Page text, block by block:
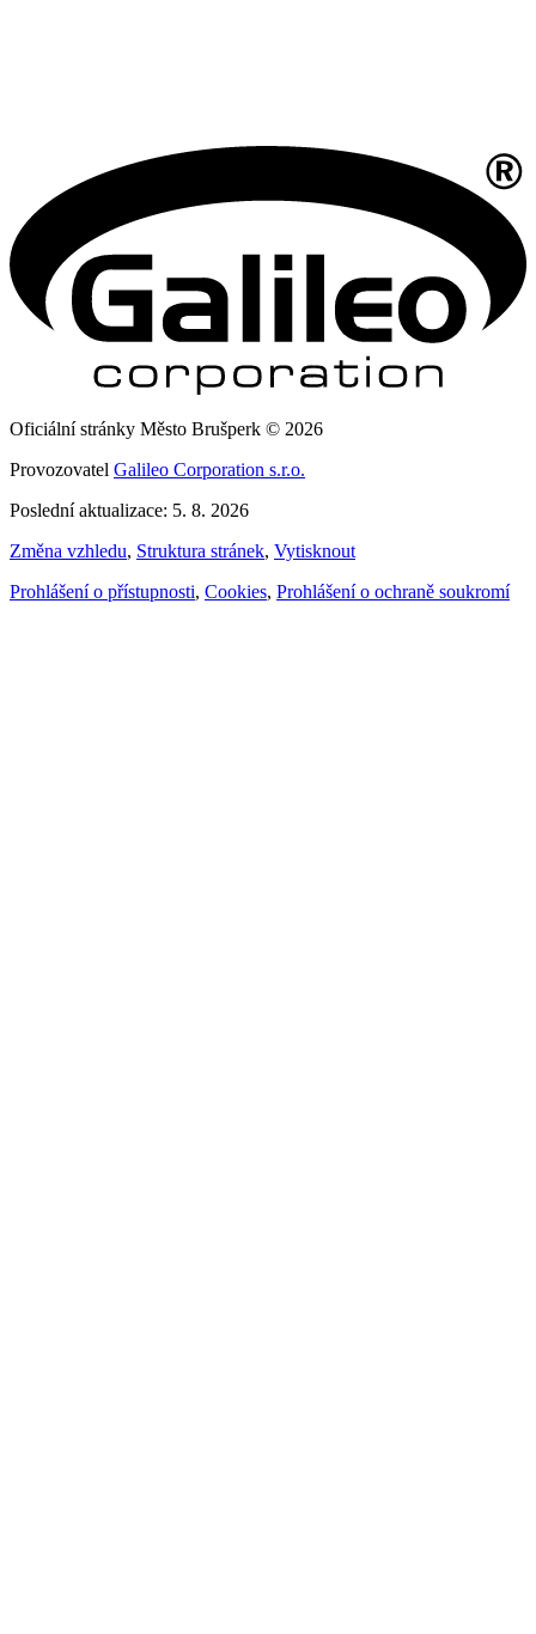
Oficiální stránky Město Brušperk © 2026
Provozovatel Galileo Corporation s.r.o.
Poslední aktualizace: 5. 8. 2026
Změna vzhledu, Struktura stránek, Vytisknout
Prohlášení o přístupnosti, Cookies, Prohlášení o ochraně soukromí